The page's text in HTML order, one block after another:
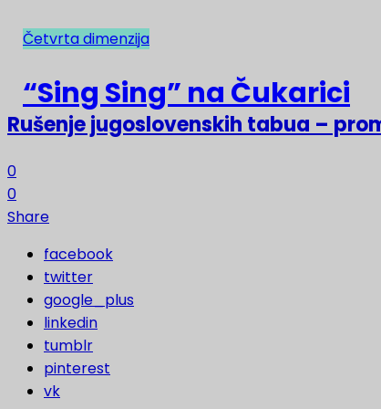
NAJNOVIJE
Rušenje jugoslovenskih tabua –
0
0
Share
facebook
twitter
google_plus
linkedin
tumblr
pinterest
vk
Četvrta dimenzija
“Sing Sing” na Čukarici